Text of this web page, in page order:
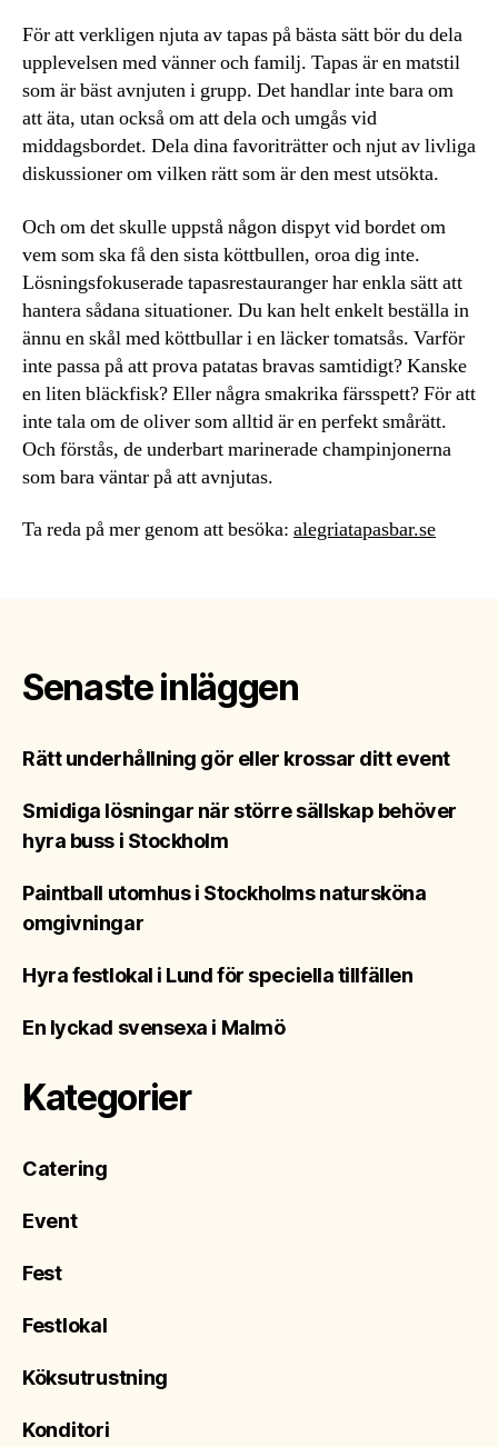
För att verkligen njuta av tapas på bästa sätt bör du dela
upplevelsen med vänner och familj. Tapas är en matstil
som är bäst avnjuten i grupp. Det handlar inte bara om
att äta, utan också om att dela och umgås vid
middagsbordet. Dela dina favoriträtter och njut av livliga
diskussioner om vilken rätt som är den mest utsökta.
Och om det skulle uppstå någon dispyt vid bordet om
vem som ska få den sista köttbullen, oroa dig inte.
Lösningsfokuserade tapasrestauranger har enkla sätt att
hantera sådana situationer. Du kan helt enkelt beställa in
ännu en skål med köttbullar i en läcker tomatsås. Varför
inte passa på att prova patatas bravas samtidigt? Kanske
en liten bläckfisk? Eller några smakrika färsspett? För att
inte tala om de oliver som alltid är en perfekt smårätt.
Och förstås, de underbart marinerade champinjonerna
som bara väntar på att avnjutas.
Ta reda på mer genom att besöka: alegriatapasbar.se
Senaste inläggen
Rätt underhållning gör eller krossar ditt event
Smidiga lösningar när större sällskap behöver
hyra buss i Stockholm
Paintball utomhus i Stockholms natursköna
omgivningar
Hyra festlokal i Lund för speciella tillfällen
En lyckad svensexa i Malmö
Kategorier
Catering
Event
Fest
Festlokal
Köksutrustning
Konditori